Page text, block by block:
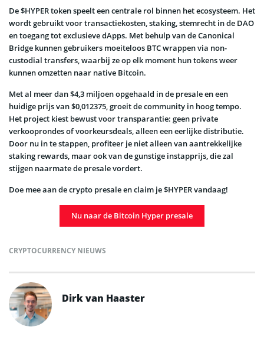
De $HYPER token speelt een centrale rol binnen het ecosysteem. Het
wordt gebruikt voor transactiekosten, staking, stemrecht in de DAO
en toegang tot exclusieve dApps. Met behulp van de Canonical
Bridge kunnen gebruikers moeiteloos BTC wrappen via non-
custodial transfers, waarbij ze op elk moment hun tokens weer
kunnen omzetten naar native Bitcoin.
Met al meer dan $4,3 miljoen opgehaald in de presale en een
huidige prijs van $0,012375, groeit de community in hoog tempo.
Het project kiest bewust voor transparantie: geen private
verkooprondes of voorkeursdeals, alleen een eerlijke distributie.
Door nu in te stappen, profiteer je niet alleen van aantrekkelijke
staking rewards, maar ook van de gunstige instapprijs, die zal
stijgen naarmate de presale vordert.
Doe mee aan de crypto presale en claim je $HYPER vandaag!
Nu naar de Bitcoin Hyper presale
CRYPTOCURRENCY NIEUWS
Dirk van Haaster